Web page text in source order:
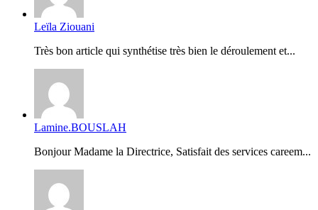
Leïla Ziouani
Très bon article qui synthétise très bien le déroulement et...
Lamine.BOUSLAH
Bonjour Madame la Directrice, Satisfait des services careem...